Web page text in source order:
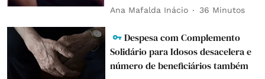
Ana Mafalda Inácio 36 Minutos
Despesa com Complemento
Solidário para Idosos desacelera e
número de beneficiários também